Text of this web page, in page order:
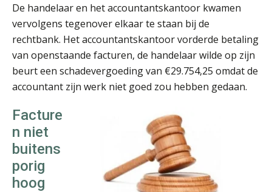
De handelaar en het accountantskantoor kwamen
vervolgens tegenover elkaar te staan bij de
rechtbank. Het accountantskantoor vorderde betaling
van openstaande facturen, de handelaar wilde op zijn
beurt een schadevergoeding van €29.754,25 omdat de
accountant zijn werk niet goed zou hebben gedaan.
Facture
n niet
buitens
porig
hoog
Marja van den Oetelaar
Barry Willemsen